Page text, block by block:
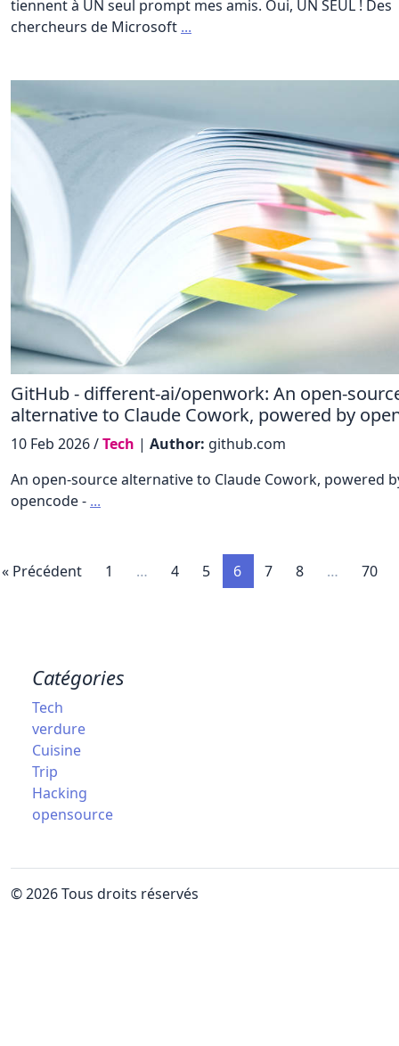
tiennent à UN seul prompt mes amis. Oui, UN SEUL ! Des
chercheurs de Microsoft ...
GitHub - different-ai/openwork: An open-
alternative to Claude Cowork, powered by
10 Feb 2026 /Tech | Author: github.com
An open-source alternative to Claude Cowork, powered
opencode - ...
« Précédent 1 … 4 5 6 7 8 … 70
Catégories
Tech
verdure
Cuisine
Trip
Hacking
opensource
© 2026 Tous droits réservés